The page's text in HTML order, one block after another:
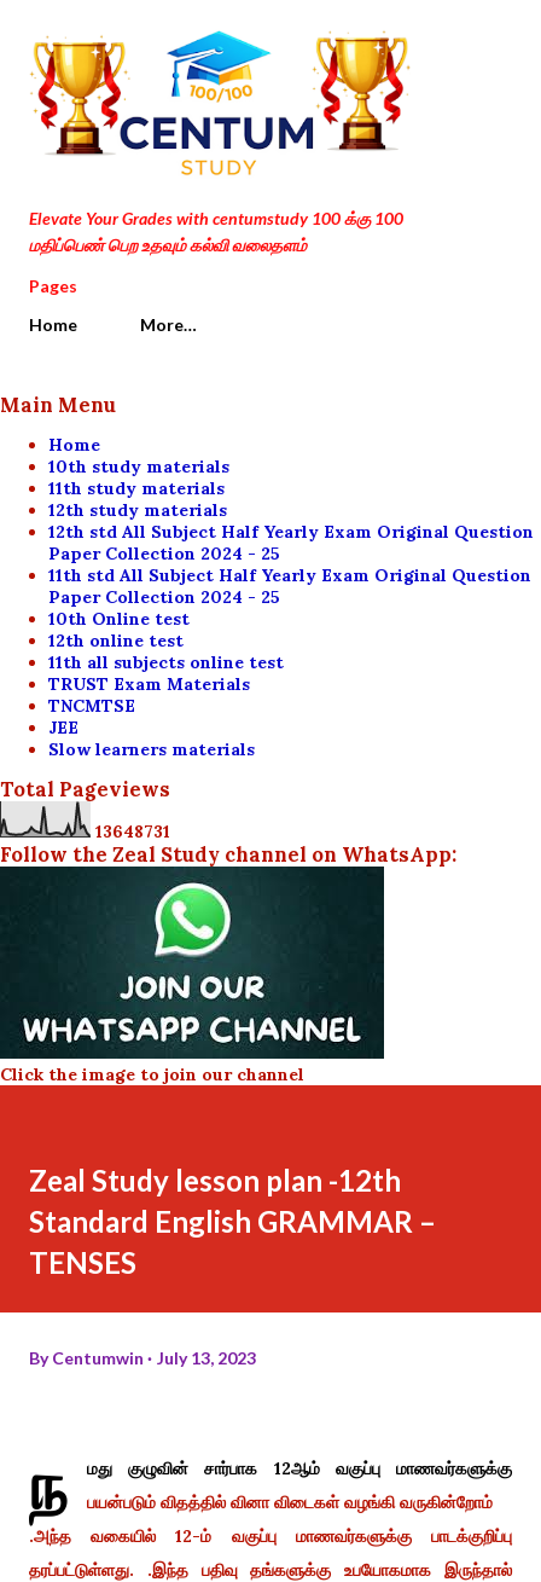
Skip to main content
Elevate Your Grades with centumstudy 100 க்கு 100
மதிப்பெண் பெற உதவும் கல்வி வலைதளம்
Pages
Home
More…
Main Menu
Home
10th study materials
11th study materials
12th study materials
12th std All Subject Half Yearly Exam Original Question
Paper Collection 2024 - 25
11th std All Subject Half Yearly Exam Original Question
Paper Collection 2024 - 25
10th Online test
12th online test
11th all subjects online test
TRUST Exam Materials
TNCMTSE
JEE
Slow learners materials
Total Pageviews
13648731
Follow the Zeal Study channel on WhatsApp:
Click the image to join our channel
Zeal Study lesson plan -12th
Standard English GRAMMAR –
TENSES
ByCentumwin July 13, 2023
ந
மது குழுவின் சார்பாக 12ஆம் வகுப்பு மாணவர்களுக்கு
பயன்படும் விதத்தில் வினா விடைகள் வழங்கி வருகின்றோம்
.அந்த வகையில் 12-ம் வகுப்பு மாணவர்களுக்கு பாடக்குறிப்பு
தரப்பட்டுள்ளது. .இந்த பதிவு தங்களுக்கு உபயோகமாக இருந்தால்